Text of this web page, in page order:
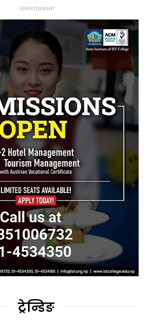
ट्रेन्डिङ